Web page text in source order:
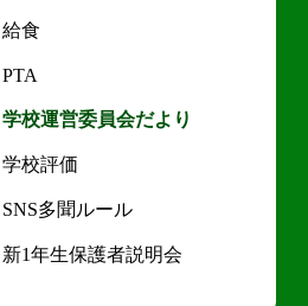
給食
PTA
学校運営委員会だより
学校評価
SNS多聞ルール
新1年生保護者説明会